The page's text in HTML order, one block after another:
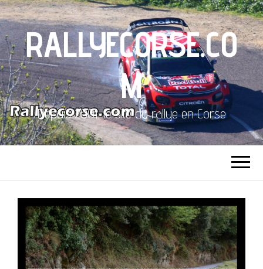
RALLYECORSE.CO
M
Depuis 2001, le site du rallye en Corse